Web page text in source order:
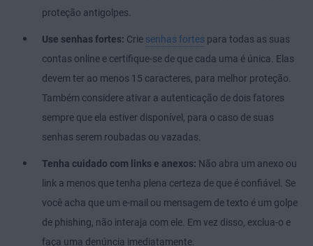
proteção antigolpes.
Use senhas fortes: Crie senhas fortes para todas as suas
contas online e certifique-se de que cada uma é única. Elas
devem ter ao menos 15 caracteres, para melhor proteção.
Também considere ativar a autenticação de dois fatores
sempre que ela estiver disponível, para o caso de suas
senhas serem roubadas ou vazadas.
Tenha cuidado com links e anexos: Não abra um anexo ou
link a menos que tenha plena certeza de que é confiável. Se
você acha que um e-mail ou mensagem de texto é um golpe
de phishing, não interaja com ele. Em vez disso, exclua-o e
faça uma denúncia imediatamente.